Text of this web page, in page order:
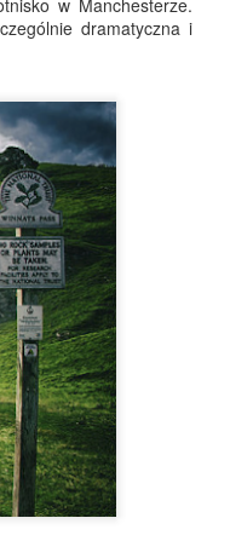
w Manchesterze.
dramatyczna i
są kolorowe, hałaśliwe i
się, by śpiewać.
JUN
12
Dla kosmicznego
rekordu